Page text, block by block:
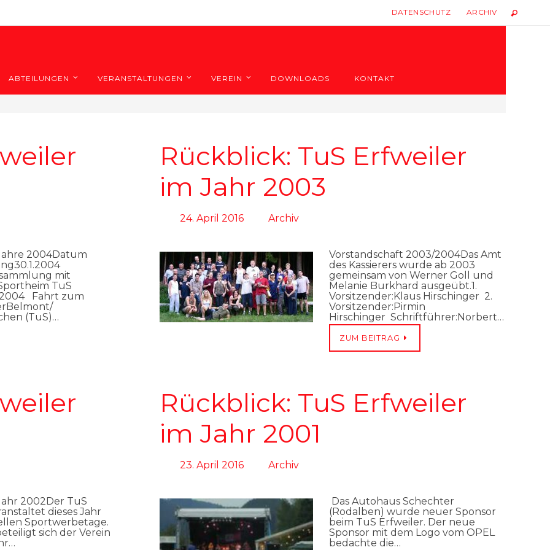
DATENSCHUTZ ARCHIV
ABTEILUNGEN VERANSTALTUNGEN VEREIN DOWNLOADS KONTAKT
2004Datum
mit
TuS
Fahrt zum
(TuS)…
Rückblick: TuS Erfweiler
im Jahr 2003
24. April 2016 Archiv
Vorstandschaft 2003/2004Das Amt
des Kassierers wurde ab 2003
gemeinsam von Werner Goll und
Melanie Burkhard ausgeübt.1.
Vorsitzender:Klaus Hirschinger 2.
Vorsitzender:Pirmin
Hirschinger Schriftführer:Norbert…
ZUM BEITRAG
2002Der TuS
dieses Jahr
Sportwerbetage.
sich der Verein
Rückblick: TuS Erfweiler
im Jahr 2001
23. April 2016 Archiv
Das Autohaus Schechter
(Rodalben) wurde neuer Sponsor
beim TuS Erfweiler. Der neue
Sponsor mit dem Logo vom OPEL
bedachte die…